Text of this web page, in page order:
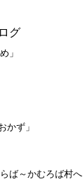
グ
」
かず」
ば～かむろば村へ